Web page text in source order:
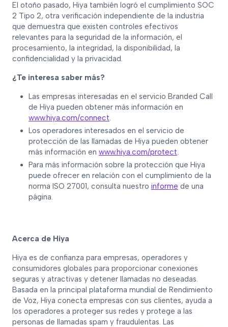
El otoño pasado, Hiya también logró el cumplimiento SOC
2 Tipo 2, otra verificación independiente de la industria
que demuestra que existen controles efectivos
relevantes para la seguridad de la información, el
procesamiento, la integridad, la disponibilidad, la
confidencialidad y la privacidad.
¿Te interesa saber más?
Las empresas interesadas en el servicio Branded Call
de Hiya pueden obtener más información en
www.hiya.com/connect.
Los operadores interesados en el servicio de
protección de las llamadas de Hiya pueden obtener
más información en www.hiya.com/protect.
Para más información sobre la protección que Hiya
puede ofrecer en relación con el cumplimiento de la
norma ISO 27001, consulta nuestro informe de una
página.
Acerca de Hiya
Hiya es de confianza para empresas, operadores y
consumidores globales para proporcionar conexiones
seguras y atractivas y detener llamadas no deseadas.
Basada en la principal plataforma mundial de Rendimiento
de Voz, Hiya conecta empresas con sus clientes, ayuda a
los operadores a proteger sus redes y protege a las
personas de llamadas spam y fraudulentas. Las